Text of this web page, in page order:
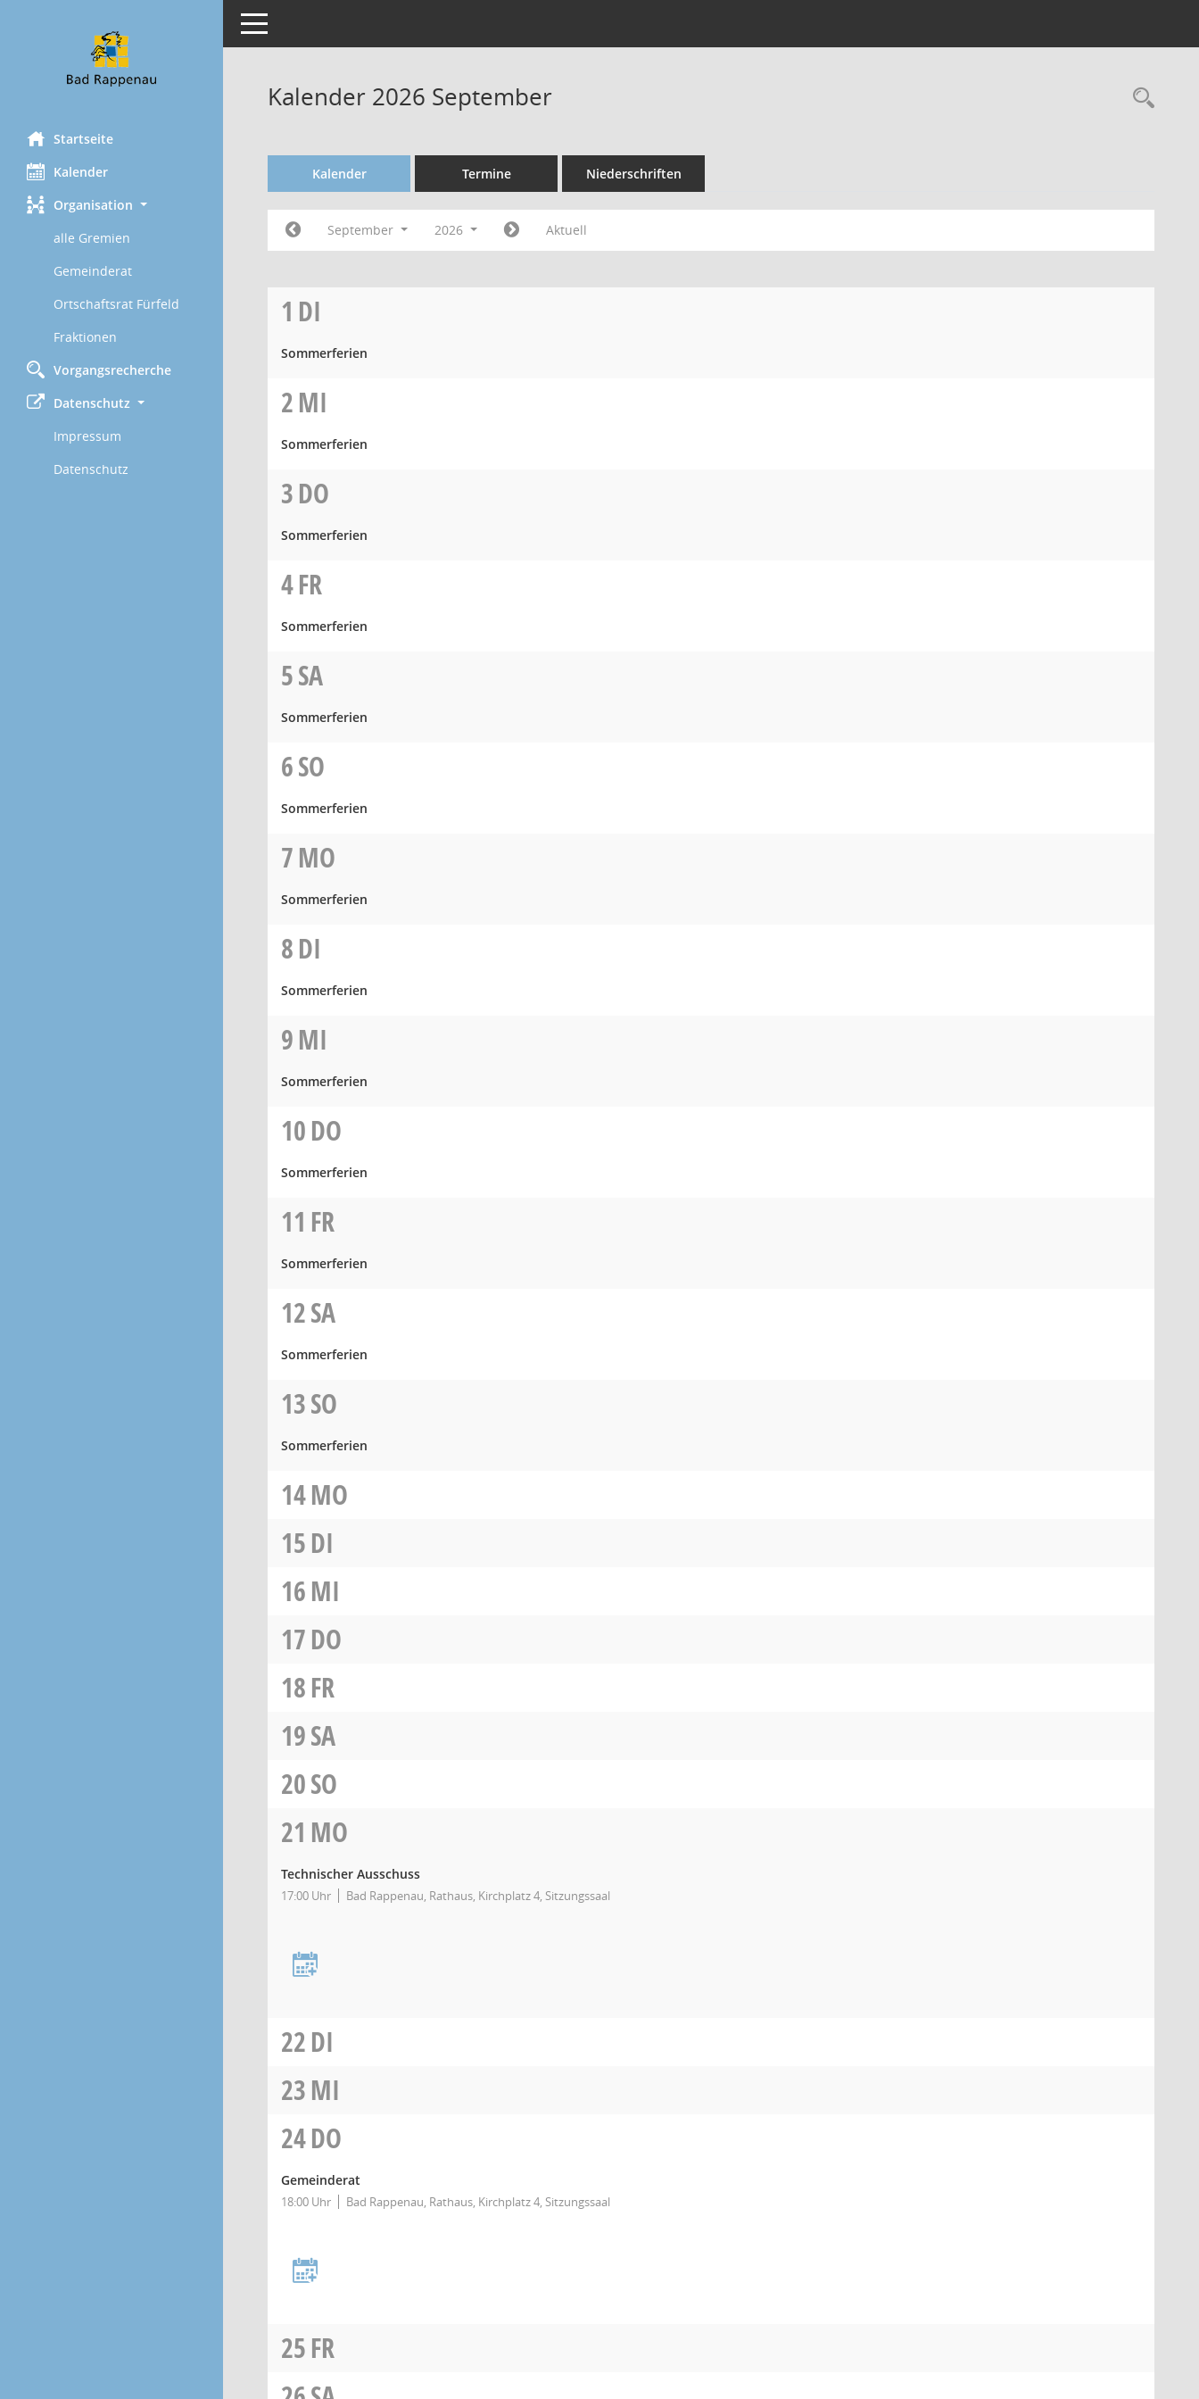
Startseite
Kalender
Organisation
alle Gremien
Gemeinderat
Ortschaftsrat Fürfeld
Fraktionen
Vorgangsrecherche
Datenschutz
Impressum
Datenschutz
Toggle navigation
Kalender 2026 September
Kalender Termine Niederschriften
September 2026 Aktuell
1 DI
Sommerferien
2MI
Sommerferien
3DO
Sommerferien
4FR
Sommerferien
5SA
Sommerferien
6SO
Sommerferien
7MO
Sommerferien
8DI
Sommerferien
9MI
Sommerferien
10DO
Sommerferien
11 FR
Sommerferien
12SA
Sommerferien
13SO
Sommerferien
14MO
15DI
16MI
17DO
18FR
19SA
20SO
21 MO
Technischer Ausschuss
17:00 Uhr Bad Rappenau, Rathaus, Kirchplatz 4, Sitzungssaal
22DI
23MI
24DO
Gemeinderat
18:00 Uhr Bad Rappenau, Rathaus, Kirchplatz 4, Sitzungssaal
25FR